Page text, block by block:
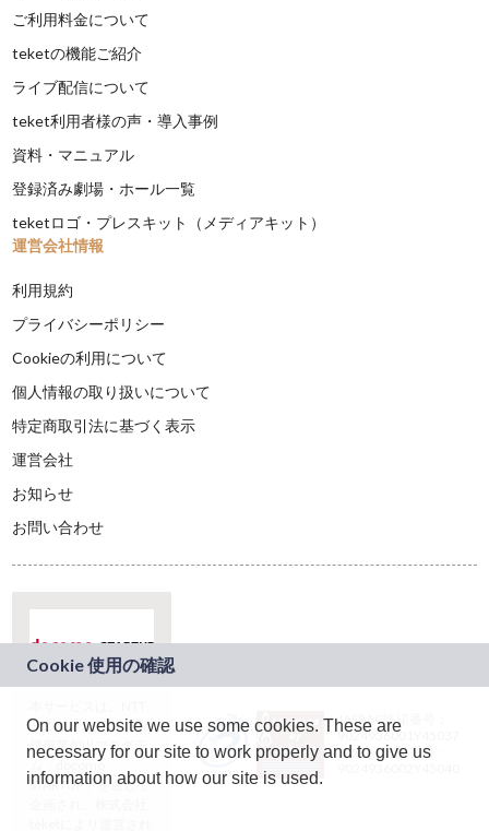
ご利用料金について
teketの機能ご紹介
ライブ配信について
teket利用者様の声・導入事例
資料・マニュアル
登録済み劇場・ホール一覧
teketロゴ・プレスキット（メディアキット）
運営会社情報
利用規約
プライバシーポリシー
Cookieの利用について
個人情報の取り扱いについて
特定商取引法に基づく表示
運営会社
お知らせ
お問い合わせ
ドコモグループの新
規事業創出プログラ
ム「docomo
STARTUP」を通じて
JASRAC許諾番号：
9024936001Y45037
JASRAC許諾番号：
On our website we use some cookies. These are
necessary for our site to work properly and to give us
information about how our site is used.